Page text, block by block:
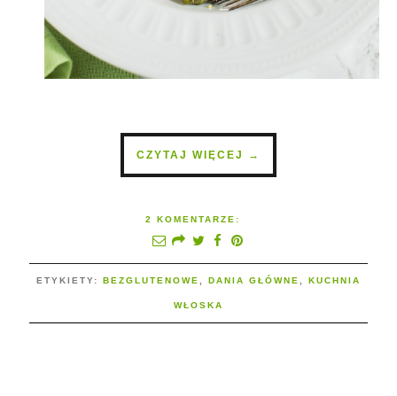
CZYTAJ WIĘCEJ →
2 KOMENTARZE:
ETYKIETY: BEZGLUTENOWE DANIA GŁÓWNE KUCHNIA
WŁOSKA